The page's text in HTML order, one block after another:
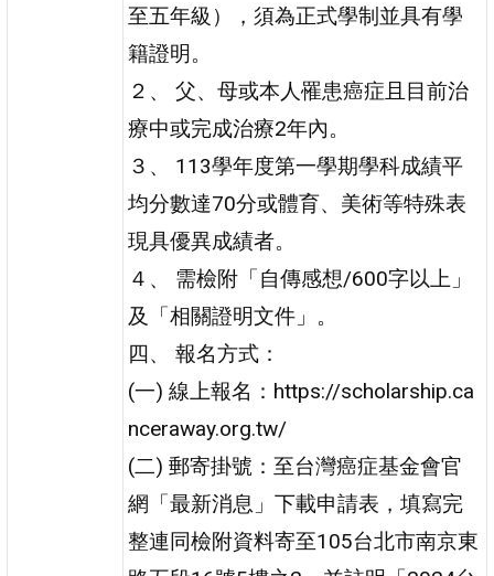
至五年級），須為正式學制並具有學
籍證明。
２、 父、母或本人罹患癌症且目前治
療中或完成治療2年內。
３、 113學年度第一學期學科成績平
均分數達70分或體育、美術等特殊表
現具優異成績者。
４、 需檢附「自傳感想/600字以上」
及「相關證明文件」。
四、 報名方式：
(一) 線上報名：https://scholarship.ca
nceraway.org.tw/
(二) 郵寄掛號：至台灣癌症基金會官
網「最新消息」下載申請表，填寫完
整連同檢附資料寄至105台北市南京東